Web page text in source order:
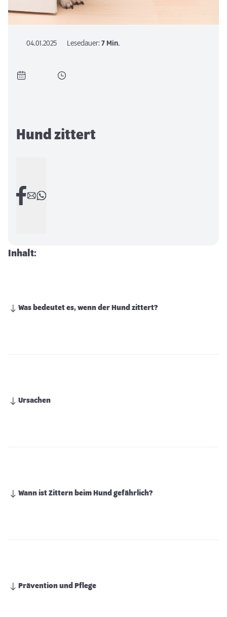
04.01.2025 Lesedauer:7 Min.
Hund zittert
Inhalt:
Was bedeutet es, wenn der Hund zittert?
Ursachen
Wann ist Zittern beim Hund gefährlich?
Prävention und Pflege